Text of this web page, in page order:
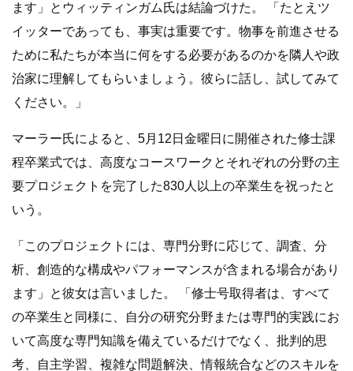
ます」とウィッティンガム氏は結論づけた。 「たとえツ
イッターであっても、事実は重要です。物事を前進させる
ために私たちが本当に何をする必要があるのか​​を隣人や政
治家に理解してもらいましょう。彼らに話し、試してみて
ください。」
マーラー氏によると、5月12日金曜日に開催された修士課
程卒業式では、高度なコースワークとそれぞれの分野の主
要プロジェクトを完了した830人以上の卒業生を祝ったと
いう。
「このプロジェクトには、専門分野に応じて、調査、分
析、創造的な構成やパフォーマンスが含まれる場合があり
ます」と彼女は言いました。 「修士号取得者は、すべて
の卒業生と同様に、自分の研究分野または専門的実践にお
いて高度な専門知識を備えているだけでなく、批判的思
考、自主学習、複雑な問題解決、情報統合などのスキルを